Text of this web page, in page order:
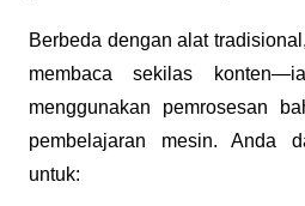
Berbeda dengan alat
membaca sekilas
menggunakan pemrosesan
pembelajaran mesin. Anda
untuk: